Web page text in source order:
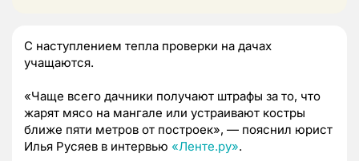
С наступлением тепла проверки на дачах
учащаются.
«Чаще всего дачники получают штрафы за то, что
жарят мясо на мангале или устраивают костры
ближе пяти метров от построек», — пояснил юрист
Илья Русяев в интервью «Ленте.ру».